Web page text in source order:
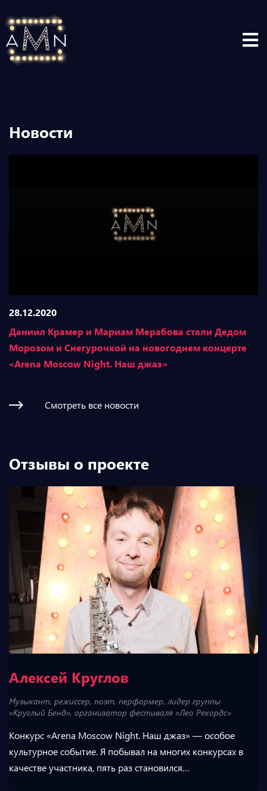
Новости
28.12.2020
Даниил Крамер и Мариам Мерабова стали Дедом
Морозом и Снегурочкой на новогоднем концерте
«Arena Moscow Night. Наш джаз»
Смотреть все новости
Отзывы о проекте
Алексей Круглов
Музыкант, режиссер, поэт, перформер, лидер группы
«Круглый Бенд», организатор фестиваля «Лео Рекордс»
Конкурс «Arena Moscow Night. Наш джаз» — особое
культурное событие. Я побывал на многих конкурсах в
качестве участника, пять раз становился…